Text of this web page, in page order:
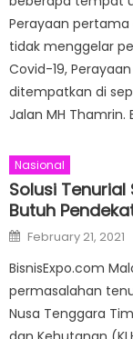
Perayaan
tidak menggelar
Covid-19,
ditempatkan di
Jalan MH
Nasional
Solusi
Butuh
Posted
on
February 21, 2021
BisnisExpo.com
permasalahan
Nusa Tenggara